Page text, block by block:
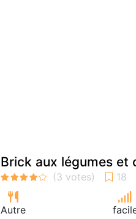
Brick aux légumes et
Autre